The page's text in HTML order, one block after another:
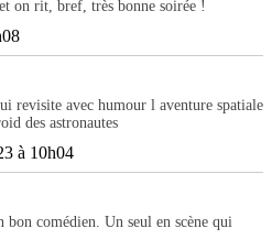
on rit, bref, très bonne soirée !
revisite avec humour l aventure spatiale
des astronautes
à 10h04
comédien. Un seul en scène qui